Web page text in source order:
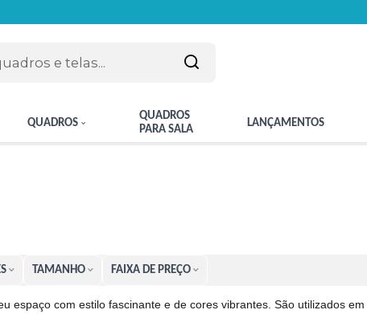
QUADROS
QUADROS
PARA SALA
LANÇAMENTOS
TAMANHO FAIXA DE PREÇO
espaço com estilo fascinante e de cores vibrantes. São utilizados